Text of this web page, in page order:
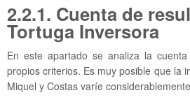
2.2.1. Cuenta de
Tortuga Inversora
En este apartado se analiza la
propios criterios. Es muy posible que la
Miquel y Costas varíe